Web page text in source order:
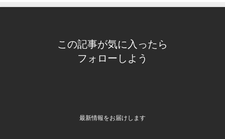
この記事が気に入ったら
フォローしよう
最新情報をお届けします